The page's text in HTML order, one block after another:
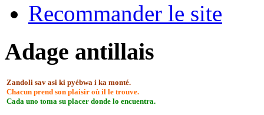
Recommander le site
Adage antillais
Zandoli sav asi ki pyébwa i ka monté.
Chacun prend son plaisir où il le trouve.
Cada uno toma su placer donde lo encuentra.